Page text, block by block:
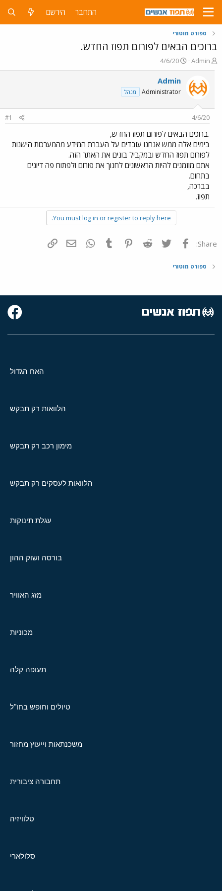
התחבר הירשם
ספורט מוטורי
ברוכים הבאים לפורום תפוז החדש.
פ
ו
ח
ו
ש
א
Admin
פ
ו
ר
ם
ר
י
ך
4/6/20
Admin
Administrator מנהל
4/6/20
#1
.ברוכים הבאים לפורום תפוז החדש,
בימים אלה ממש אנחנו עובדים על העברת המידע מהמערכות הישנות
לפורום תפוז החדש ובמקביל בונים את האתר הזה.
אתם מוזמנים להיות הראשונים לחנוך את פורום ולפתוח פה דיונים
בתחום.
בברכה,
תפוז.
You must log in or register to reply here.
Share: פייסבוק Twitter
Reddit
Pinterest
Tumblr
WhatsAppדואר אלקטרוני
ספורט מוטורי
האח הגדול
הלוואות רק תבקש
מימון רכב רק תבקש
הלוואות לעסקים רק תבקש
עגלת תינוקות
בורסה ושוק ההון
מזג האוויר
מכוניות
תעופה קלה
טיולים וחופש בחו"ל
משכנתאות וייעוץ מחזור
תחבורה ציבורית
טלוויזיה
סלולארי